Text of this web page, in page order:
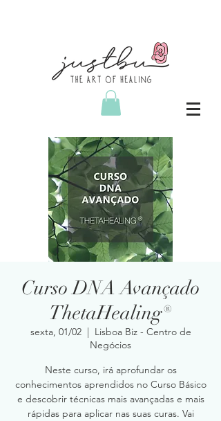
Curso DNA Avançado
ThetaHealing®
sexta, 01/02
  |
Lisboa Biz - Centro de
Negócios
Neste curso, irá aprofundar os
conhecimentos aprendidos no Curso Básico
e descobrir técnicas mais avançadas e mais
rápidas para aplicar nas suas curas. Vai